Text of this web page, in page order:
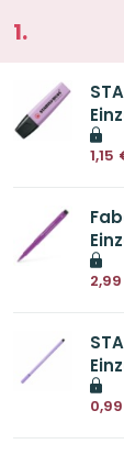
1,15
2,99
0,99